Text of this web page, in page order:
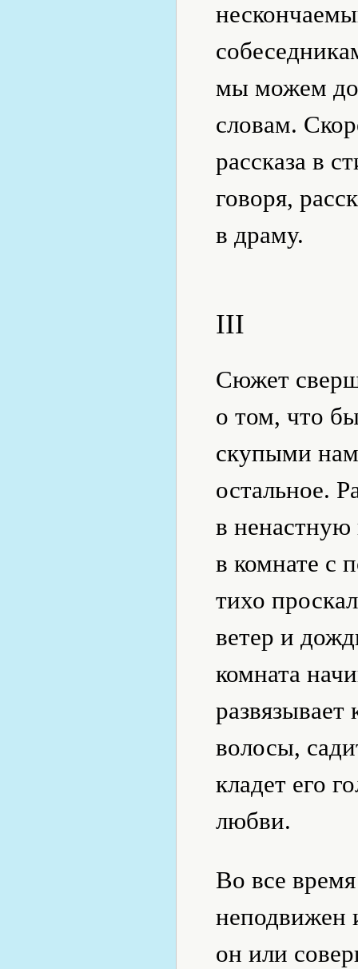
мы можем
словам.
рассказа в
говоря,
в драму.
III
Сюжет
о том, что
скупыми
остальное.
в ненастную
в комнате с
тихо
ветер и
комната
волосы,
кладет его
любви.
Во все
неподвижен
он или